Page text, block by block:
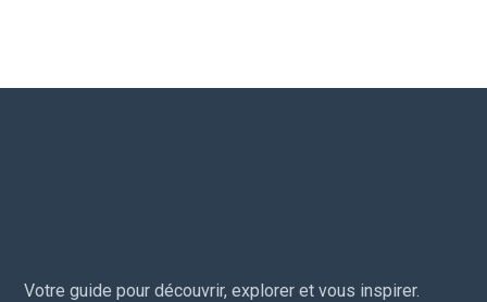
Votre guide pour découvrir, explorer et vous inspirer.